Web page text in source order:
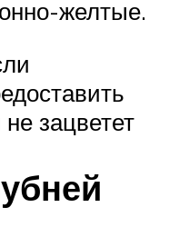
желтые.
зацветет